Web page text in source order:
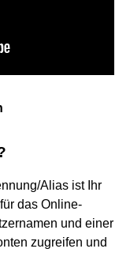
Alias ist Ihr
das Online-
und einer
zugreifen und